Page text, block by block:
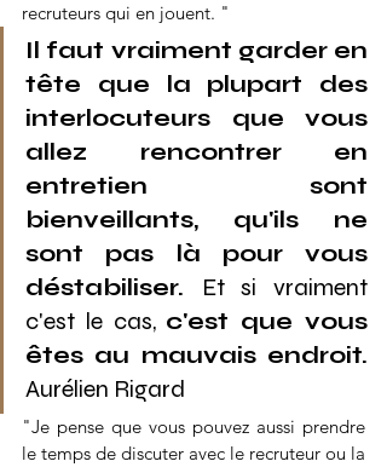
recruteurs qui en jouent. "
Il faut vraiment garder en
tête que la plupart des
interlocuteurs que vous
allez rencontrer en
entretien sont
bienveillants, qu'ils ne
sont pas là pour vous
déstabiliser. Et si vraiment
c'est le cas, c'est que vous
Aurélien Rigard
"Je pense que vous pouvez aussi prendre
le temps de discuter avec le recruteur ou la